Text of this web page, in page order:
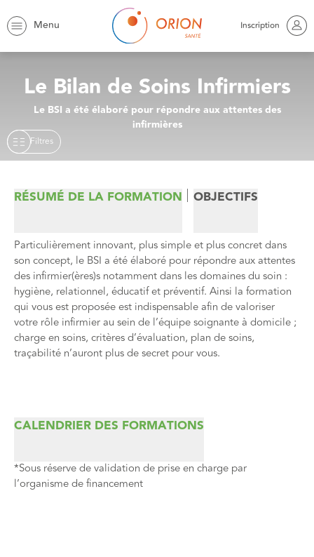
Menu Inscription
Orion Trouver une formation Bilan de Soins Infirmiers
Le Bilan de Soins Infirmiers
Le BSI a été élaboré pour répondre aux attentes des
infirmières
RÉSUMÉ DE LA FORMATION OBJECTIFS
Particulièrement innovant, plus simple et plus concret dans
son concept, le BSI a été élaboré pour répondre aux attentes
des infirmier(ères)s notamment dans les domaines du soin :
hygiène, relationnel, éducatif et préventif. Ainsi la formation
qui vous est proposée est indispensable afin de valoriser
votre rôle infirmier au sein de l’équipe soignante à domicile ;
charge en soins, critères d’évaluation, plan de soins,
traçabilité n’auront plus de secret pour vous.
CALENDRIER DES FORMATIONS
*Sous réserve de validation de prise en charge par
l’organisme de financement
Filtres